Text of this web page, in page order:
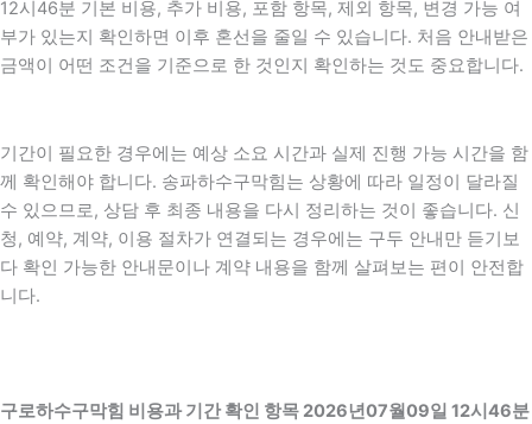
12시46분 기본 비용, 추가 비용, 포함 항목, 제외 항목, 변경 가능 여
부가 있는지 확인하면 이후 혼선을 줄일 수 있습니다. 처음 안내받은
금액이 어떤 조건을 기준으로 한 것인지 확인하는 것도 중요합니다.
기간이 필요한 경우에는 예상 소요 시간과 실제 진행 가능 시간을 함
께 확인해야 합니다. 송파하수구막힘는 상황에 따라 일정이 달라질
수 있으므로, 상담 후 최종 내용을 다시 정리하는 것이 좋습니다. 신
청, 예약, 계약, 이용 절차가 연결되는 경우에는 구두 안내만 듣기보
다 확인 가능한 안내문이나 계약 내용을 함께 살펴보는 편이 안전합
니다.
구로하수구막힘 비용과 기간 확인 항목 2026년07월09일 12시46분